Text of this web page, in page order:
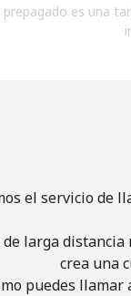
prepagado es una
el servicio de
de larga
crea una
puedes